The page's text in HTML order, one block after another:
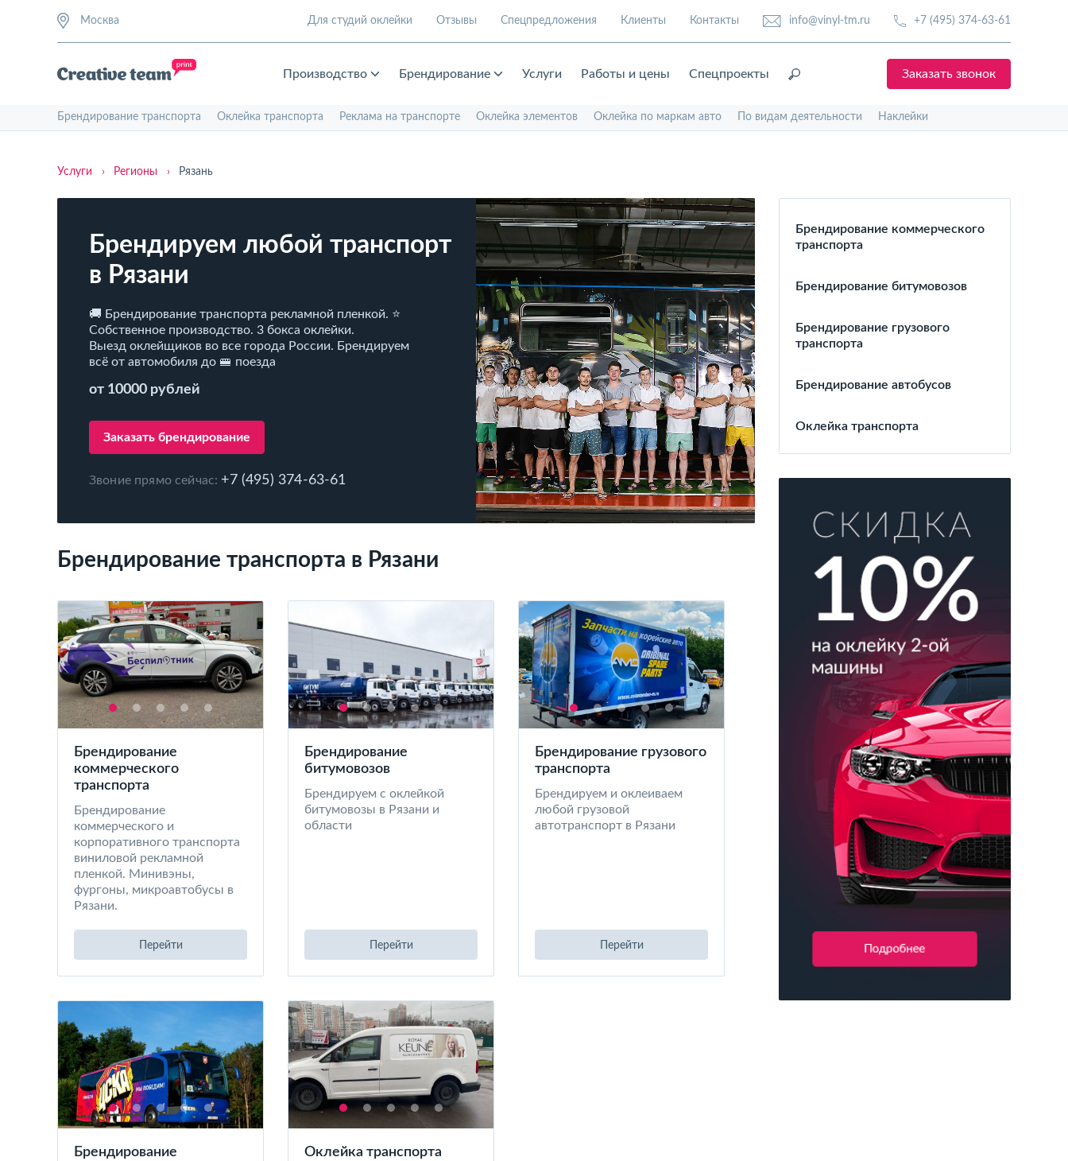
Москва Для студий оклейки Отзывы Спецпредложения Клиенты Контакты info@vinyl-tm.ru +7 (495) 374-63-61
Производство Брендирование Услуги Работы и цены Спецпроекты Заказать звонок
Брендирование транспорта Оклейка транспорта Реклама на транспорте Оклейка элементов Оклейка по маркам авто По видам деятельности Наклейки
Услуги › Регионы › Рязань
Брендируем любой транспорт
в Рязани
🚚 Брендирование транспорта рекламной пленкой. ⭐
Собственное производство. 3 бокса оклейки.
Выезд оклейщиков во все города России. Брендируем
всё от автомобиля до 🚝 поезда
от 10000 рублей
Заказать брендирование
Звоние прямо сейчас: +7 (495) 374-63-61
Брендирование транспорта в Рязани
Брендирование
коммерческого
транспорта
Брендирование
коммерческого и
корпоративного транспорта
виниловой рекламной
пленкой. Минивэны,
фургоны, микроавтобусы в
Рязани.
Перейти
Брендирование
битумовозов
Брендируем с оклейкой
битумовозы в Рязани и
области
Перейти
Брендирование грузового
транспорта
Брендируем и оклеиваем
любой грузовой
автотранспорт в Рязани
Перейти
Брендирование
Оклейка транспорта
Брендирование коммерческого
транспорта
Брендирование битумовозов
Брендирование грузового
транспорта
Брендирование автобусов
Оклейка транспорта